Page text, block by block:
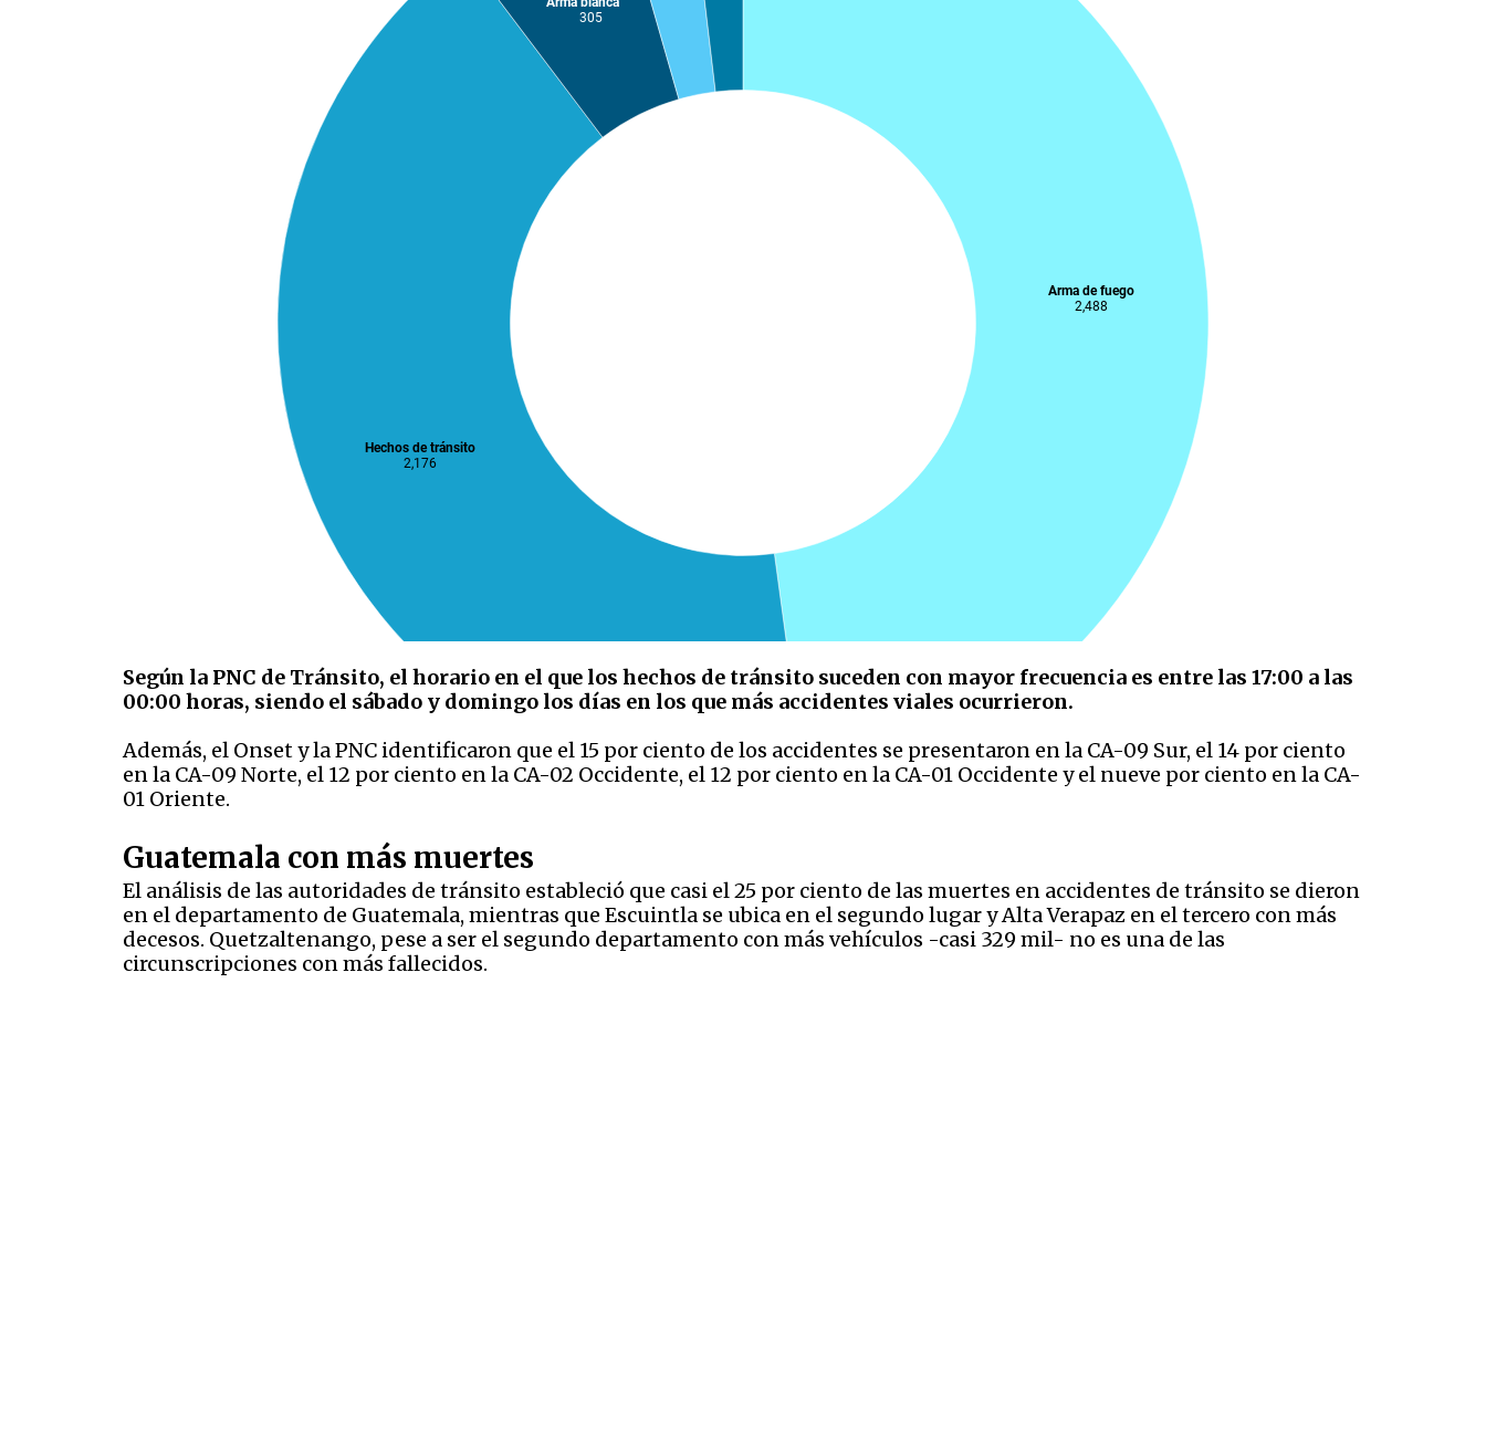
Según la PNC de Tránsito, el horario en el que los hechos de tránsito suceden con mayor frecuencia es entre las 17:00 a las
00:00 horas, siendo el sábado y domingo los días en los que más accidentes viales ocurrieron.
Además, el Onset y la PNC identificaron que el 15 por ciento de los accidentes se presentaron en la CA-09 Sur, el 14 por ciento
en la CA-09 Norte, el 12 por ciento en la CA-02 Occidente, el 12 por ciento en la CA-01 Occidente y el nueve por ciento en la CA-
01 Oriente.
Guatemala con más muertes
El análisis de las autoridades de tránsito estableció que casi el 25 por ciento de las muertes en accidentes de tránsito se dieron
en el departamento de Guatemala, mientras que Escuintla se ubica en el segundo lugar y Alta Verapaz en el tercero con más
decesos. Quetzaltenango, pese a ser el segundo departamento con más vehículos -casi 329 mil- no es una de las
circunscripciones con más fallecidos.